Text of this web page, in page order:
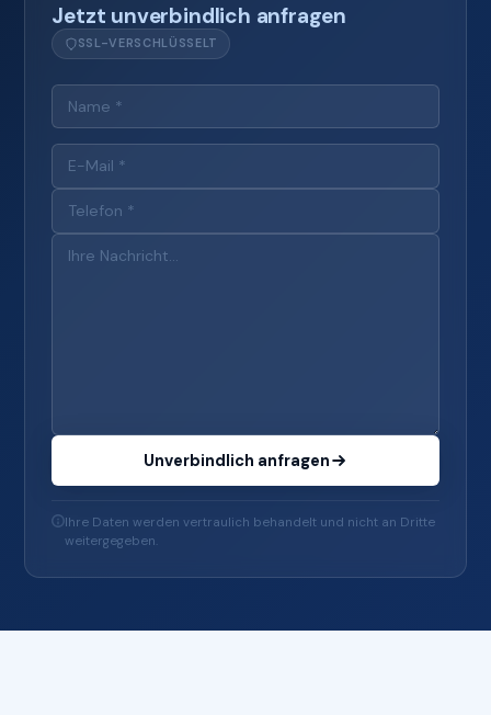
Jetzt unverbindlich anfragen
SSL-VERSCHLÜSSELT
Unverbindlich anfragen
Ihre Daten werden vertraulich behandelt und nicht an Dritte
weitergegeben.